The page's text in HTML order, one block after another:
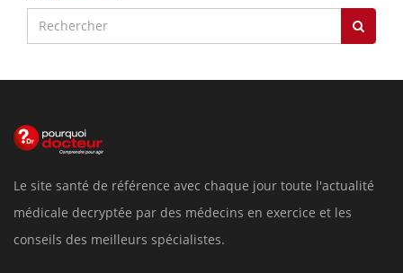
Le site santé de référence avec chaque jour toute l'actualité
médicale decryptée par des médecins en exercice et les
conseils des meilleurs spécialistes.